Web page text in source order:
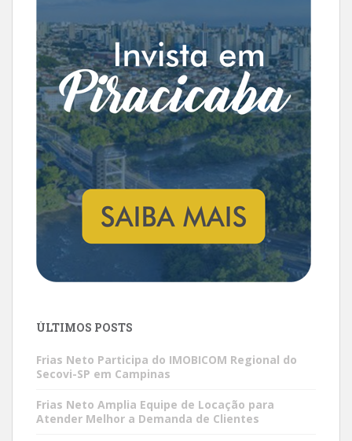
ÚLTIMOS POSTS
Frias Neto Participa do IMOBICOM Regional do
Secovi-SP em Campinas
Frias Neto Amplia Equipe de Locação para
Atender Melhor a Demanda de Clientes